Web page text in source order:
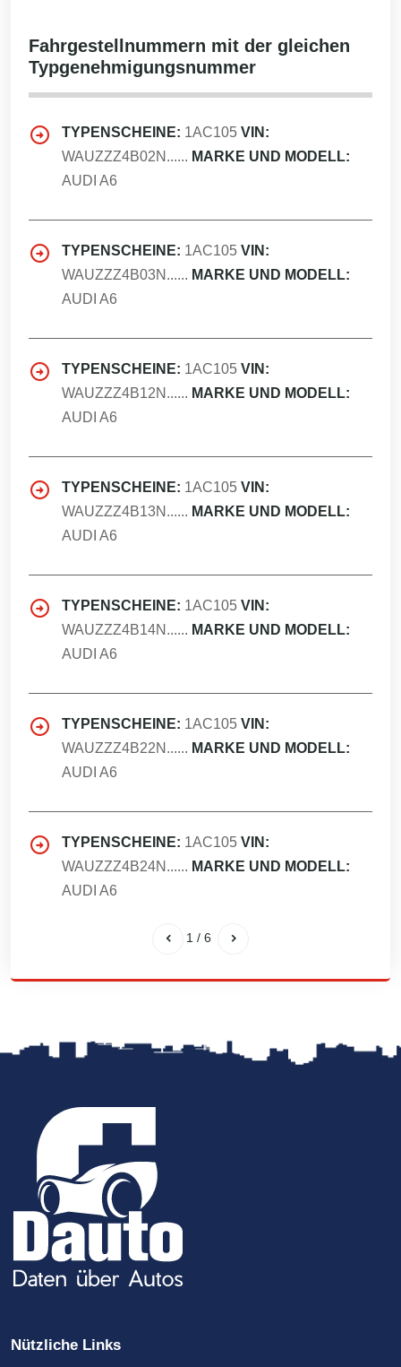
Fahrgestellnummern mit der gleichen
Typgenehmigungsnummer
TYPENSCHEINE: 1AC105 VIN:
WAUZZZ4B02N...... MARKE UND MODELL:
AUDI A6
TYPENSCHEINE: 1AC105 VIN:
WAUZZZ4B03N...... MARKE UND MODELL:
AUDI A6
TYPENSCHEINE: 1AC105 VIN:
WAUZZZ4B12N...... MARKE UND MODELL:
AUDI A6
TYPENSCHEINE: 1AC105 VIN:
WAUZZZ4B13N...... MARKE UND MODELL:
AUDI A6
TYPENSCHEINE: 1AC105 VIN:
WAUZZZ4B14N...... MARKE UND MODELL:
AUDI A6
TYPENSCHEINE: 1AC105 VIN:
WAUZZZ4B22N...... MARKE UND MODELL:
AUDI A6
TYPENSCHEINE: 1AC105 VIN:
WAUZZZ4B24N...... MARKE UND MODELL:
AUDI A6
1 / 6
Nützliche Links